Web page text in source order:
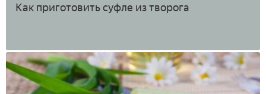
Как приготовить суфле из творога